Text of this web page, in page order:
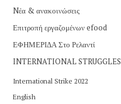
Nέα & ανακοινώσεις
Επιτροπή εργαζομένων efood
ΕΦΗΜΕΡΙΔΑ Στο Ρελαντί
INTERNATIONAL STRUGGLES
International Strike 2022
English